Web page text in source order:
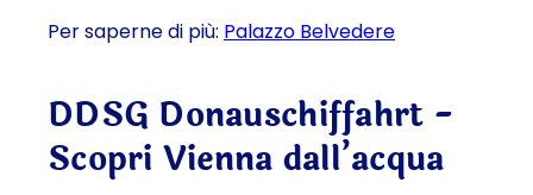
Per saperne di più: Palazzo Belvedere
DDSG Donauschiffahrt -
Scopri Vienna dall’acqua